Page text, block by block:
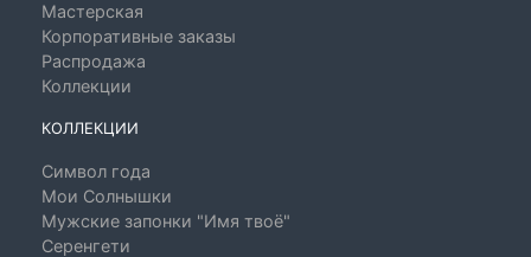
Мастерская
Корпоративные заказы
Распродажа
Коллекции
КОЛЛЕКЦИИ
Символ года
Мои Солнышки
Мужские запонки "Имя твоё"
Серенгети